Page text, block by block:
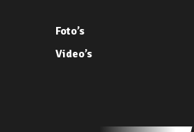
Foto’s
Video’s